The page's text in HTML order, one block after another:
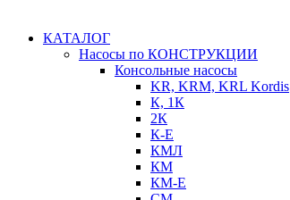
КАТАЛОГ
Насосы по КОНСТРУКЦИИ
Консольные насосы
KR, KRM, KRL Kordis
К, 1К
2К
К-Е
КМЛ
КМ
КМ-Е